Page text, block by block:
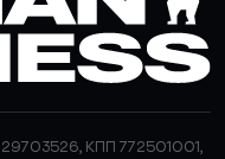
КПП 772501001,